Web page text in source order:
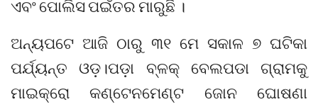
ଏବଂ ପୋଲିସ ପଇଁତର ମାରୁଛି ।
ଅନ୍ୟପଟେ ଆଜି ଠାରୁ ୩୧ ମେ ସକାଳ ୭ ଘଟିକା
ପର୍ଯ୍ୟନ୍ତ ଓଡ଼।ପଡ଼ା ବ୍ଳକ୍ ବେଲପଡା ଗ୍ରାମକୁ
ମାଇକ୍ରୋ କଣ୍ଟେନମେଣ୍ଟ ଜୋନ ଘୋଷଣା